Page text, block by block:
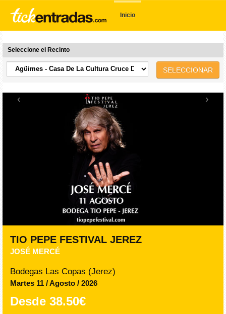
Inicio
Seleccione el Recinto
SELECCIONAR
‹ ›
TIO PEPE FESTIVAL JEREZ
JOSÉ MERCÉ
Bodegas Las Copas (Jerez)
Martes 11 / Agosto / 2026
Desde 38.50€